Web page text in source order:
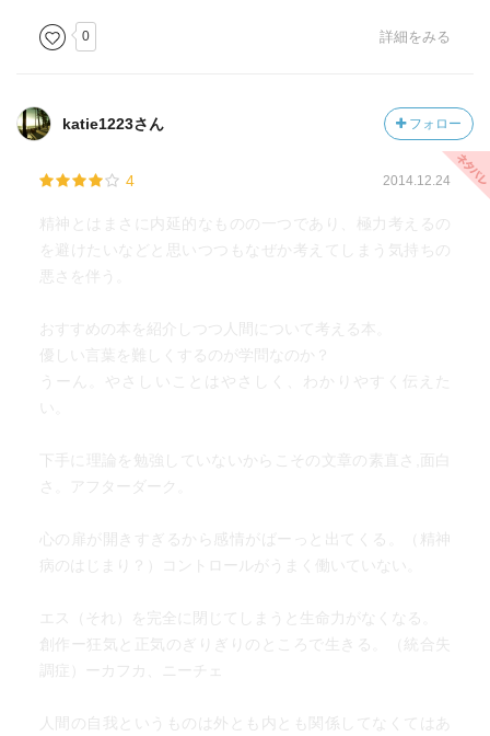
0 詳細をみる
katie1223さん フォロー
4 2014.12.24
精神とはまさに内延的なものの一つであり、極力考えるの
を避けたいなどと思いつつもなぜか考えてしまう気持ちの
悪さを伴う。
おすすめの本を紹介しつつ人間について考える本。
優しい言葉を難しくするのが学問なのか？
うーん。やさしいことはやさしく、わかりやすく伝えた
い。
下手に理論を勉強していないからこその文章の素直さ,面白
さ。アフターダーク。
心の扉が開きすぎるから感情がばーっと出てくる。（精神
病のはじまり？）コントロールがうまく働いていない。
エス（それ）を完全に閉じてしまうと生命力がなくなる。
創作ー狂気と正気のぎりぎりのところで生きる。（統合失
調症）ーカフカ、ニーチェ
人間の自我というものは外とも内とも関係してなくてはあ